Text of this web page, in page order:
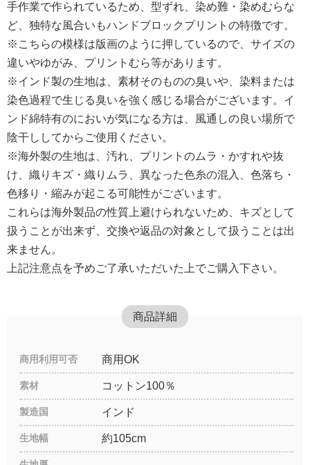
手作業で作られているため、型ずれ、染め難・染めむらな
ど、独特な風合いもハンドブロックプリントの特徴です。
※こちらの模様は版画のように押しているので、サイズの
違いやゆがみ、プリントむら等があります。
※インド製の生地は、素材そのものの臭いや、染料または
染色過程で生じる臭いを強く感じる場合がございます。イ
ンド綿特有のにおいが気になる方は、風通しの良い場所で
陰干ししてからご使用ください。
※海外製の生地は、汚れ、プリントのムラ・かすれや抜
け、織りキズ・織りムラ、異なった色糸の混入、色落ち・
色移り・縮みが起こる可能性がございます。
これらは海外製品の性質上避けられないため、キズとして
扱うことが出来ず、交換や返品の対象として扱うことは出
来ません。
上記注意点を予めご了承いただいた上でご購入下さい。
商品詳細
商用利用可否 商用OK
素材 コットン100％
製造国 インド
生地幅 約105cm